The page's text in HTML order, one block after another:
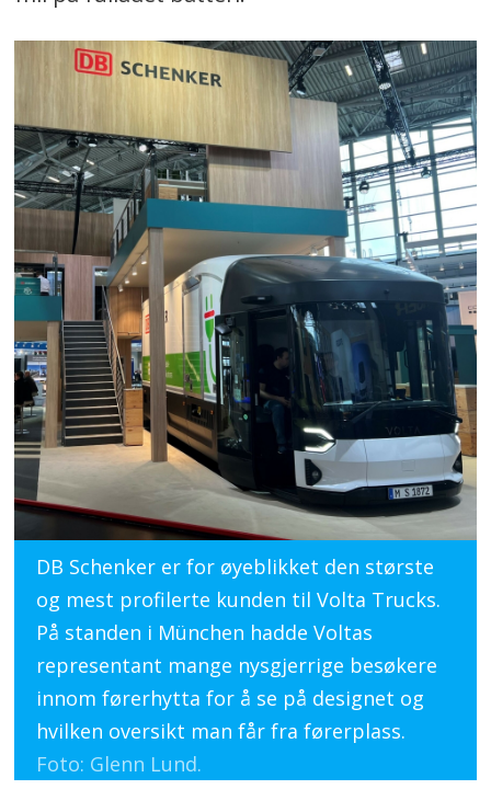
DB Schenker er for øyeblikket den største
og mest profilerte kunden til Volta Trucks.
På standen i München hadde Voltas
representant mange nysgjerrige besøkere
innom førerhytta for å se på designet og
hvilken oversikt man får fra førerplass.
Foto: Glenn Lund.